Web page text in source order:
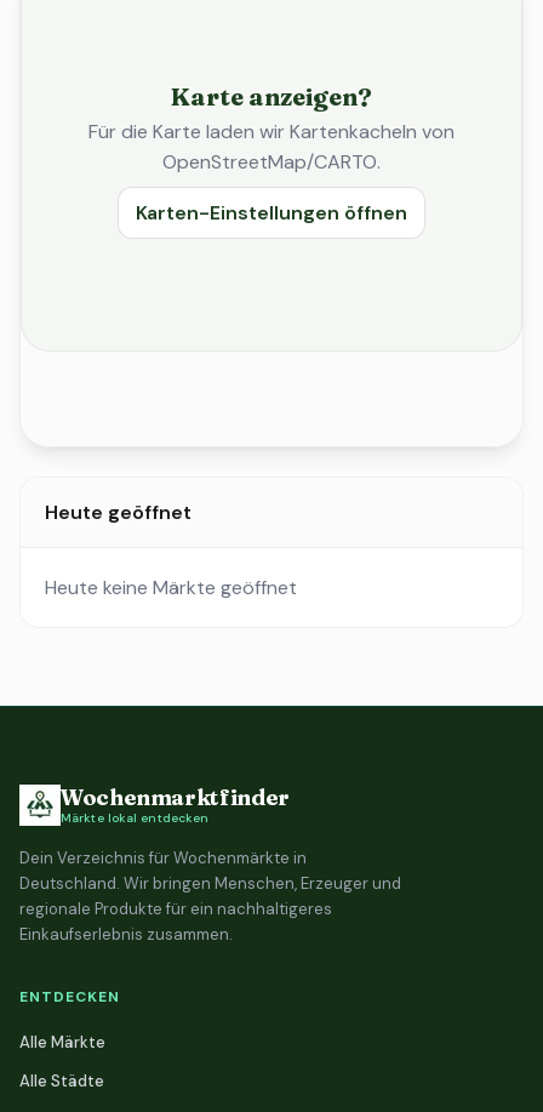
Karte anzeigen?
Für die Karte laden wir Kartenkacheln von
OpenStreetMap/CARTO.
Karten-Einstellungen öffnen
Heute geöffnet
Heute keine Märkte geöffnet
Wochenmarktfinder
Märkte lokal entdecken
Dein Verzeichnis für Wochenmärkte in
Deutschland. Wir bringen Menschen, Erzeuger und
regionale Produkte für ein nachhaltigeres
Einkaufserlebnis zusammen.
ENTDECKEN
Alle Märkte
Alle Städte